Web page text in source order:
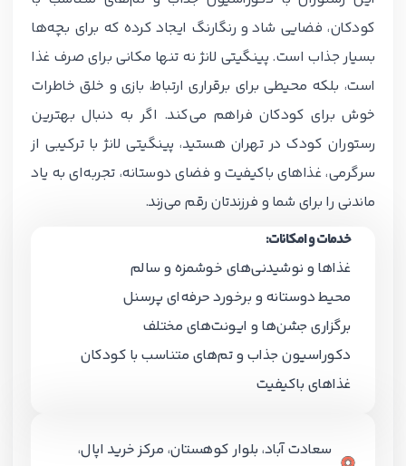
کودکان، فضایی شاد و رنگارنگ ایجاد کرده که برای بچه‌ها
بسیار جذاب است. پینگیتی لانژ نه تنها مکانی برای صرف غذا
است، بلکه محیطی برای برقراری ارتباط، بازی و خلق خاطرات
خوش برای کودکان فراهم می‌کند. اگر به دنبال بهترین
رستوران کودک در تهران هستید، پینگیتی لانژ با ترکیبی از
سرگرمی، غذاهای باکیفیت و فضای دوستانه، تجربه‌ای به یاد
ماندنی را برای شما و فرزندتان رقم می‌زند.
خدمات و امکانات:
غذاها و نوشیدنی‌های خوشمزه و سالم
محیط دوستانه و برخورد حرفه‌ای پرسنل
برگزاری جشن‌ها و ایونت‌های مختلف
دکوراسیون جذاب و تم‌های متناسب با کودکان
غذاهای باکیفیت
سعادت آباد، بلوار کوهستان، مرکز خرید اپال،